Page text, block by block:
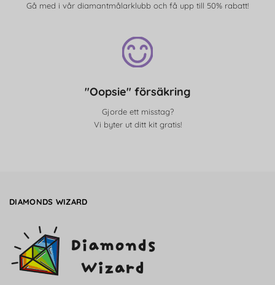
Gå med i vår diamantmålarklubb och få upp till 50% rabatt!
"Oopsie" försäkring
Gjorde ett misstag?
Vi byter ut ditt kit gratis!
DIAMONDS WIZARD